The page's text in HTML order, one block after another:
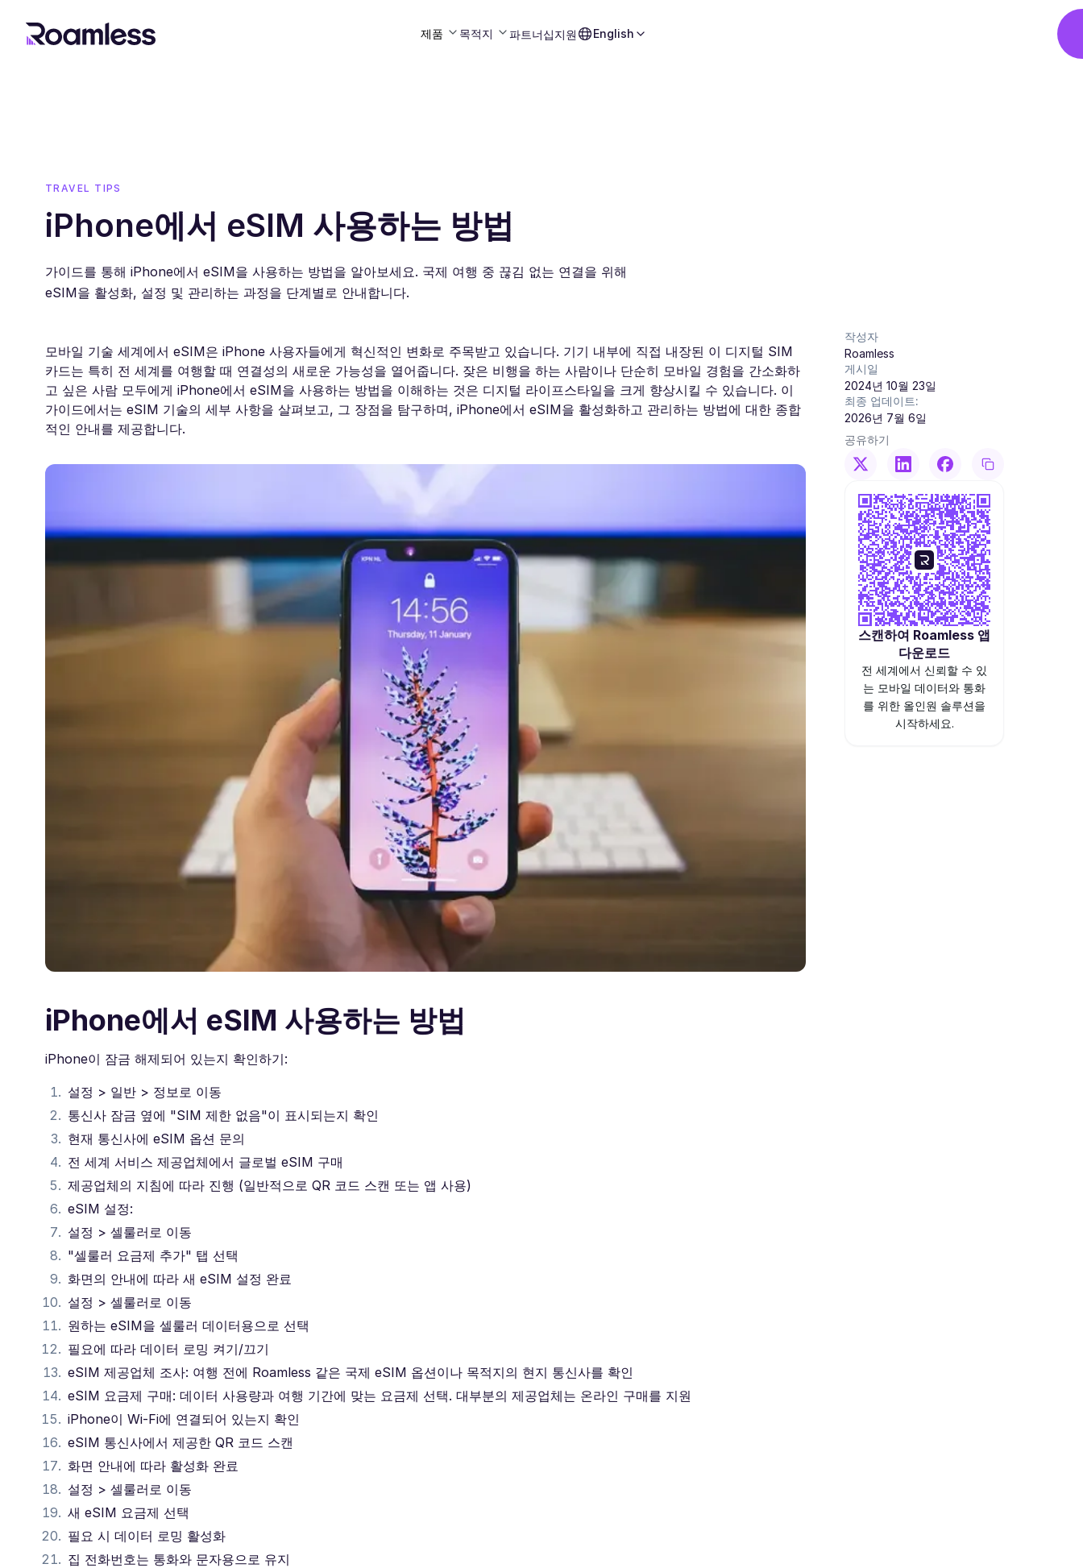
제품 목적지 파트너십지원 English
TRAVEL TIPS
iPhone에서 eSIM 사용하는 방법
가이드를 통해 iPhone에서 eSIM을 사용하는 방법을 알아보세요. 국제 여행 중 끊김 없는 연결을 위해
eSIM을 활성화, 설정 및 관리하는 과정을 단계별로 안내합니다.
모바일 기술 세계에서 eSIM은 iPhone 사용자들에게 혁신적인 변화로 주목받고 있습니다. 기기 내부에 직접 내장된 이 디지털 SIM
카드는 특히 전 세계를 여행할 때 연결성의 새로운 가능성을 열어줍니다. 잦은 비행을 하는 사람이나 단순히 모바일 경험을 간소화하
고 싶은 사람 모두에게 iPhone에서 eSIM을 사용하는 방법을 이해하는 것은 디지털 라이프스타일을 크게 향상시킬 수 있습니다. 이
가이드에서는 eSIM 기술의 세부 사항을 살펴보고, 그 장점을 탐구하며, iPhone에서 eSIM을 활성화하고 관리하는 방법에 대한 종합
적인 안내를 제공합니다.
iPhone에서 eSIM 사용하는 방법
iPhone이 잠금 해제되어 있는지 확인하기:
설정 > 일반 > 정보로 이동
통신사 잠금 옆에 "SIM 제한 없음"이 표시되는지 확인
현재 통신사에 eSIM 옵션 문의
전 세계 서비스 제공업체에서 글로벌 eSIM 구매
제공업체의 지침에 따라 진행 (일반적으로 QR 코드 스캔 또는 앱 사용)
eSIM 설정:
설정 > 셀룰러로 이동
"셀룰러 요금제 추가" 탭 선택
화면의 안내에 따라 새 eSIM 설정 완료
설정 > 셀룰러로 이동
원하는 eSIM을 셀룰러 데이터용으로 선택
필요에 따라 데이터 로밍 켜기/끄기
eSIM 제공업체 조사: 여행 전에 Roamless 같은 국제 eSIM 옵션이나 목적지의 현지 통신사를 확인
eSIM 요금제 구매: 데이터 사용량과 여행 기간에 맞는 요금제 선택. 대부분의 제공업체는 온라인 구매를 지원
iPhone이 Wi-Fi에 연결되어 있는지 확인
eSIM 통신사에서 제공한 QR 코드 스캔
화면 안내에 따라 활성화 완료
설정 > 셀룰러로 이동
새 eSIM 요금제 선택
필요 시 데이터 로밍 활성화
집 전화번호는 통화와 문자용으로 유지
작성자
Roamless
게시일
2024년 10월 23일
최종 업데이트:
2026년 7월 6일
공유하기
스캔하여 Roamless 앱
다운로드
전 세계에서 신뢰할 수 있
는 모바일 데이터와 통화
를 위한 올인원 솔루션을
시작하세요.